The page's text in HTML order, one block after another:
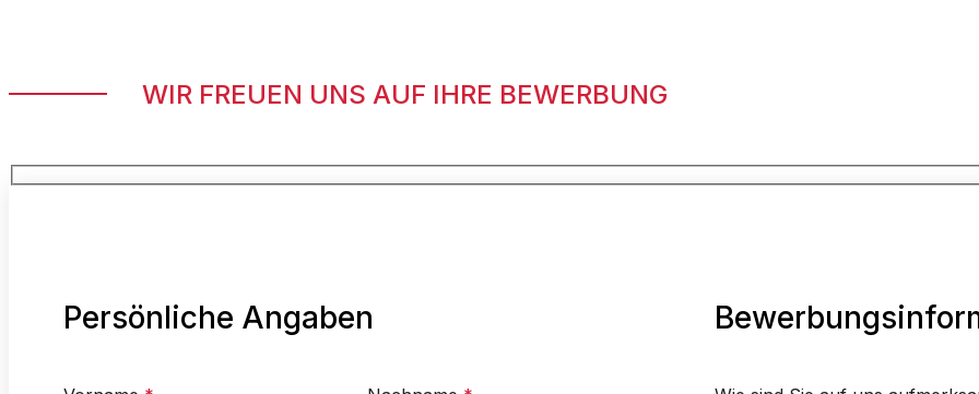
WIR FREUEN UNS AUF IHRE BEWERBUNG
Persönliche Angaben